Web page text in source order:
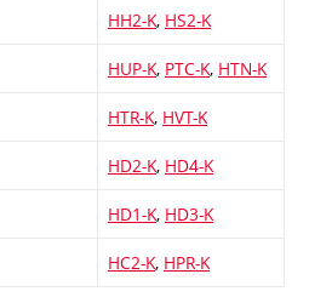
HH2-K, HS2-K
HUP-K, PTC-K, HTN-K
HTR-K, HVT-K
HD2-K, HD4-K
HD1-K, HD3-K
HC2-K, HPR-K